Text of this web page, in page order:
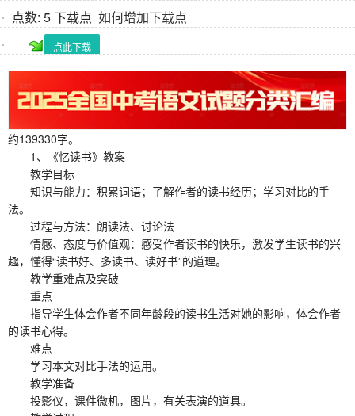
点数: 5 下载点 如何增加下载点
点此下载
约139330字。
1、《忆读书》教案
教学目标
知识与能力：积累词语；了解作者的读书经历；学习对比的手
法。
过程与方法：朗读法、讨论法
情感、态度与价值观：感受作者读书的快乐，激发学生读书的兴
趣，懂得“读书好、多读书、读好书”的道理。
教学重难点及突破
重点
指导学生体会作者不同年龄段的读书生活对她的影响，体会作者
的读书心得。
难点
学习本文对比手法的运用。
教学准备
投影仪，课件微机，图片，有关表演的道具。